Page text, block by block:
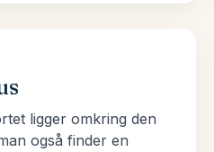
ligger omkring den
også finder en